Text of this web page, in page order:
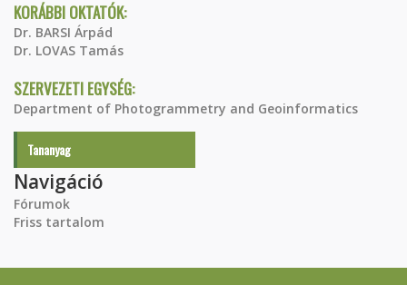
KORÁBBI OKTATÓK:
Dr. BARSI Árpád
Dr. LOVAS Tamás
SZERVEZETI EGYSÉG:
Department of Photogrammetry and Geoinformatics
Tananyag
Navigáció
Fórumok
Friss tartalom